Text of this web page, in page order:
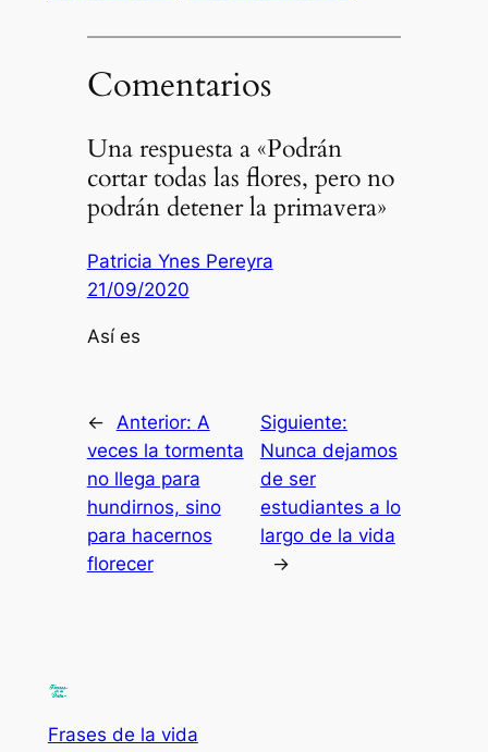
Comentarios
Una respuesta a «Podrán
cortar todas las flores, pero no
podrán detener la primavera»
Patricia Ynes Pereyra
21/09/2020
Así es
← Anterior: A
veces la tormenta
no llega para
hundirnos, sino
para hacernos
florecer
Siguiente:
Nunca dejamos
de ser
estudiantes a lo
largo de la vida
→
Frases de la vida